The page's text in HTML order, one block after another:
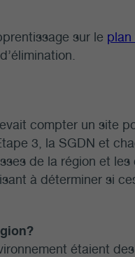
sur le plan
compter un site
3, la SGDN et
de la région et
à déterminer si
étaient